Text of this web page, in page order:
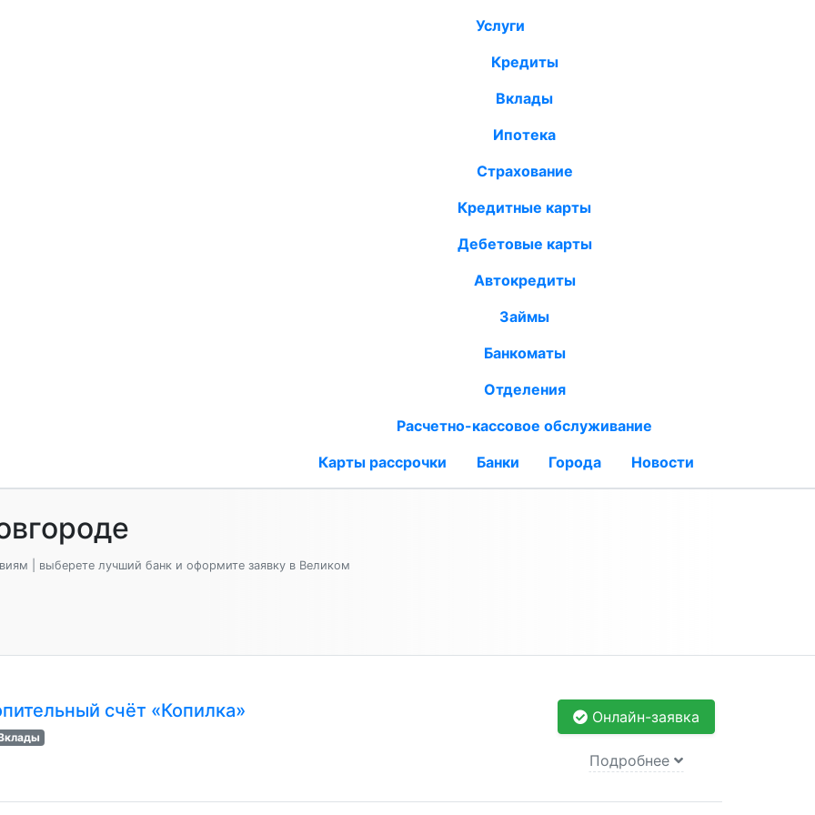
Услуги
Кредиты
Вклады
Ипотека
Страхование
Кредитные карты
Дебетовые карты
Автокредиты
Займы
Банкоматы
Отделения
Расчетно-кассовое обслуживание
Карты рассрочки
Банки Города Новости
| выберете лучший банк и оформите заявку в Великом
счёт «Копилка» Онлайн-заявка
Подробнее